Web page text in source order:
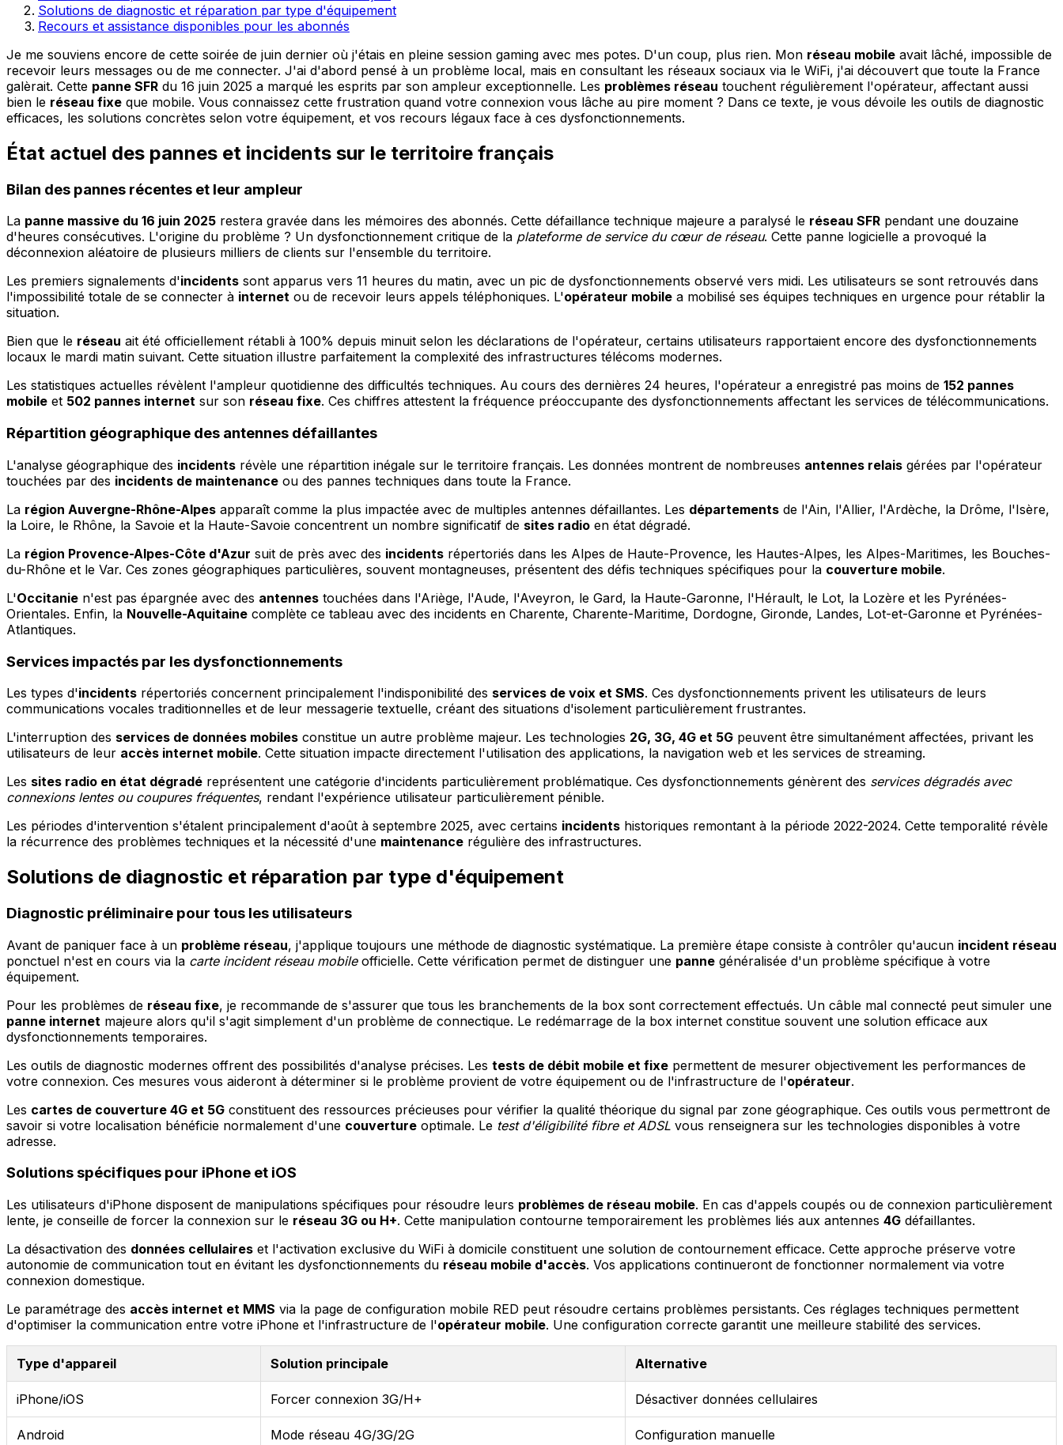
Solutions de diagnostic et réparation par type d'équipement
Recours et assistance disponibles pour les abonnés
Je me souviens encore de cette soirée de juin dernier où j'étais en pleine session gaming avec mes potes. D'un coup, plus rien. Mon réseau mobile avait lâché, impossible de
recevoir leurs messages ou de me connecter. J'ai d'abord pensé à un problème local, mais en consultant les réseaux sociaux via le WiFi, j'ai découvert que toute la France
galèrait. Cette panne SFR du 16 juin 2025 a marqué les esprits par son ampleur exceptionnelle. Les problèmes réseau touchent régulièrement l'opérateur, affectant aussi
bien le réseau fixe que mobile. Vous connaissez cette frustration quand votre connexion vous lâche au pire moment ? Dans ce texte, je vous dévoile les outils de diagnostic
efficaces, les solutions concrètes selon votre équipement, et vos recours légaux face à ces dysfonctionnements.
État actuel des pannes et incidents sur le territoire français
Bilan des pannes récentes et leur ampleur
La panne massive du 16 juin 2025 restera gravée dans les mémoires des abonnés. Cette défaillance technique majeure a paralysé le réseau SFR pendant une douzaine
d'heures consécutives. L'origine du problème ? Un dysfonctionnement critique de la plateforme de service du cœur de réseau. Cette panne logicielle a provoqué la
déconnexion aléatoire de plusieurs milliers de clients sur l'ensemble du territoire.
Les premiers signalements d'incidents sont apparus vers 11 heures du matin, avec un pic de dysfonctionnements observé vers midi. Les utilisateurs se sont retrouvés dans
l'impossibilité totale de se connecter à internet ou de recevoir leurs appels téléphoniques. L'opérateur mobile a mobilisé ses équipes techniques en urgence pour rétablir la
situation.
Bien que le réseau ait été officiellement rétabli à 100% depuis minuit selon les déclarations de l'opérateur, certains utilisateurs rapportaient encore des dysfonctionnements
locaux le mardi matin suivant. Cette situation illustre parfaitement la complexité des infrastructures télécoms modernes.
Les statistiques actuelles révèlent l'ampleur quotidienne des difficultés techniques. Au cours des dernières 24 heures, l'opérateur a enregistré pas moins de 152 pannes
mobile et 502 pannes internet sur son réseau fixe. Ces chiffres attestent la fréquence préoccupante des dysfonctionnements affectant les services de télécommunications.
Répartition géographique des antennes défaillantes
L'analyse géographique des incidents révèle une répartition inégale sur le territoire français. Les données montrent de nombreuses antennes relais gérées par l'opérateur
touchées par des incidents de maintenance ou des pannes techniques dans toute la France.
La région Auvergne-Rhône-Alpes apparaît comme la plus impactée avec de multiples antennes défaillantes. Les départements de l'Ain, l'Allier, l'Ardèche, la Drôme, l'Isère,
la Loire, le Rhône, la Savoie et la Haute-Savoie concentrent un nombre significatif de sites radio en état dégradé.
La région Provence-Alpes-Côte d'Azur suit de près avec des incidents répertoriés dans les Alpes de Haute-Provence, les Hautes-Alpes, les Alpes-Maritimes, les Bouches-
du-Rhône et le Var. Ces zones géographiques particulières, souvent montagneuses, présentent des défis techniques spécifiques pour la couverture mobile.
L'Occitanie n'est pas épargnée avec des antennes touchées dans l'Ariège, l'Aude, l'Aveyron, le Gard, la Haute-Garonne, l'Hérault, le Lot, la Lozère et les Pyrénées-
Orientales. Enfin, la Nouvelle-Aquitaine complète ce tableau avec des incidents en Charente, Charente-Maritime, Dordogne, Gironde, Landes, Lot-et-Garonne et Pyrénées-
Atlantiques.
Services impactés par les dysfonctionnements
Les types d'incidents répertoriés concernent principalement l'indisponibilité des services de voix et SMS. Ces dysfonctionnements privent les utilisateurs de leurs
communications vocales traditionnelles et de leur messagerie textuelle, créant des situations d'isolement particulièrement frustrantes.
L'interruption des services de données mobiles constitue un autre problème majeur. Les technologies 2G, 3G, 4G et 5G peuvent être simultanément affectées, privant les
utilisateurs de leur accès internet mobile. Cette situation impacte directement l'utilisation des applications, la navigation web et les services de streaming.
Les sites radio en état dégradé représentent une catégorie d'incidents particulièrement problématique. Ces dysfonctionnements génèrent des services dégradés avec
connexions lentes ou coupures fréquentes, rendant l'expérience utilisateur particulièrement pénible.
Les périodes d'intervention s'étalent principalement d'août à septembre 2025, avec certains incidents historiques remontant à la période 2022-2024. Cette temporalité révèle
la récurrence des problèmes techniques et la nécessité d'une maintenance régulière des infrastructures.
Solutions de diagnostic et réparation par type d'équipement
Diagnostic préliminaire pour tous les utilisateurs
Avant de paniquer face à un problème réseau, j'applique toujours une méthode de diagnostic systématique. La première étape consiste à contrôler qu'aucun incident réseau
ponctuel n'est en cours via la carte incident réseau mobileofficielle. Cette vérification permet de distinguer une panne généralisée d'un problème spécifique à votre
équipement.
Pour les problèmes de réseau fixe, je recommande de s'assurer que tous les branchements de la box sont correctement effectués. Un câble mal connecté peut simuler une
panne internet majeure alors qu'il s'agit simplement d'un problème de connectique. Le redémarrage de la box internet constitue souvent une solution efficace aux
dysfonctionnements temporaires.
Les outils de diagnostic modernes offrent des possibilités d'analyse précises. Les tests de débit mobile et fixe permettent de mesurer objectivement les performances de
votre connexion. Ces mesures vous aideront à déterminer si le problème provient de votre équipement ou de l'infrastructure de l'opérateur.
Les cartes de couverture 4G et 5G constituent des ressources précieuses pour vérifier la qualité théorique du signal par zone géographique. Ces outils vous permettront de
savoir si votre localisation bénéficie normalement d'une couverture optimale. Le test d'éligibilité fibre et ADSL vous renseignera sur les technologies disponibles à votre
adresse.
Solutions spécifiques pour iPhone et iOS
Les utilisateurs d'iPhone disposent de manipulations spécifiques pour résoudre leurs problèmes de réseau mobile. En cas d'appels coupés ou de connexion particulièrement
lente, je conseille de forcer la connexion sur le réseau 3G ou H+. Cette manipulation contourne temporairement les problèmes liés aux antennes 4G défaillantes.
La désactivation des données cellulaires et l'activation exclusive du WiFi à domicile constituent une solution de contournement efficace. Cette approche préserve votre
autonomie de communication tout en évitant les dysfonctionnements du réseau mobile d'accès. Vos applications continueront de fonctionner normalement via votre
connexion domestique.
Le paramétrage des accès internet et MMS via la page de configuration mobile RED peut résoudre certains problèmes persistants. Ces réglages techniques permettent
d'optimiser la communication entre votre iPhone et l'infrastructure de l'opérateur mobile. Une configuration correcte garantit une meilleure stabilité des services.
Type d'appareil Solution principale Alternative
iPhone/iOS Forcer connexion 3G/H+ Désactiver données cellulaires
Android Mode réseau 4G/3G/2G Configuration manuelle